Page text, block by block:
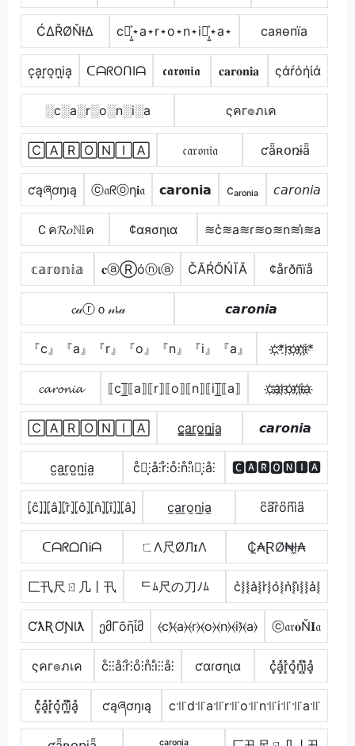
ĆΔŘØŇƗΔ c⋆͎͍͐⋆a⋆r⋆o⋆n⋆i⋆͎͍͐⋆a⋆ cаяѳпїа
c͎a͎r͎o͎n͎i͎a͎ ᑕᗩᖇOᑎIᗩ 𝖈𝖆𝖗𝖔𝖓𝖎𝖆 𝐜𝐚𝐫𝐨𝐧𝐢𝐚 ςάŕόήίά
░c░a░r░o░n░i░a ςคг๏ภเค
🄲🄰🅁🄾🄽🄸🄰 𝔠𝔞𝔯𝔬𝔫𝔦𝔞 ƈǟʀօռɨǟ
ƈąཞơŋıą ⓒ𝔞ᖇⓞη𝐢𝔞 𝗰𝗮𝗿𝗼𝗻𝗶𝗮 cₐᵣₒₙᵢₐ 𝘤𝘢𝘳𝘰𝘯𝘪𝘢
Ｃค𝓡𝑜ℕ𝕚ค ¢αяσηια ≋c͛≋a≋r≋o≋n≋i͛≋a
𝕔𝕒𝕣𝕠𝕟𝕚𝕒 𝐜ⓐⓇόⓝιⓐ ČĂŔŐŃĨĂ ¢årðñïå
𝓬𝒶ⓡｏ𝓃เ𝒶 𝙘𝙖𝙧𝙤𝙣𝙞𝙖
『c』『a』『r』『o』『n』『i』『a』 c҉*r҉o҉n҉i҉*
𝓬𝓪𝓻𝓸𝓷𝓲𝓪 ⟦c⟧̲̅⟦a⟧⟦r⟧⟦o⟧⟦n⟧⟦i⟧̲̅⟦a⟧ c҉a҉r҉o҉n҉i҉a҉
🄲🄰🅁🄾🄽🄸🄰 c̳̲a̳r̳o̳n̳i̳̲a̳ 𝙘𝙖𝙧𝙤𝙣𝙞𝙖
c̺a̺r̺o̺n̺i̺a̺ c̊⫶͎⫶å⫶r̊⫶o̊⫶n̊⫶i̊⫶͎⫶å⫶ 🅲🅰🆁🅾🅽🅸🅰
⦏ĉ⦎⦎⦏â⦎⦏r̂⦎⦏ô⦎⦏n̂⦎⦏î⦎⦎⦏â⦎ c̼a̼r̼o̼n̼i̼a̼ c͆a͆r͆o͆n͆i͆a͆
ᑕᗩᖇᗝᑎᎥᗩ ㄈΛ尺ØЛɪΛ ₵̼₳ⱤØ₦ł̼₳
匚卂尺ㄖ几丨卂 ᄃﾑ尺の刀ﾉﾑ c͛⦚⦚a͛⦚r͛⦚o͛⦚n͛⦚i͛⦚⦚a͛⦚
ƇƛƦƠƝƖƛ ემΓõῆἶმ ⦑c⦒̂⦑a⦒⦑r⦒⦑o⦒⦑n⦒⦑i⦒̂⦑a⦒ ⓒ𝔞𝔯𝐨Ň𝐈𝔞
ςคг๏ภเค c̊⫶⫶å⫶r̊⫶o̊⫶n̊⫶i̊⫶⫶å⫶ ƈαɾσɳια c͓̽a͓̽r͓̽o͓̽n͓̽i͓̽a͓̽
c͓̽̾a͓̽r͓̽o͓̽n͓̽i͓̽̾a͓̽ ƈąཞơŋıą c꜉꜍d꜉꜍a꜉꜍r꜉꜍o꜉꜍n꜉꜍i꜉꜍꜉꜍a꜉꜍